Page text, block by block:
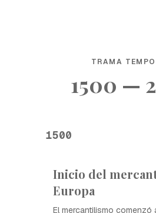
TRAMA
1500 —
1500
Inicio del
Europa
El mercantilismo comenzó